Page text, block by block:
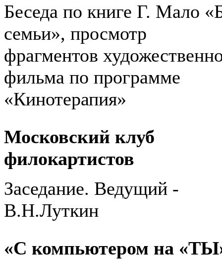
Беседа по книге Г. Мало
семьи», просмотр
фрагментов
фильма по программе
«Кинотерапия»
Московский клуб
филокартистов
Заседание. Ведущий -
В.Н.Луткин
«С компьютером на